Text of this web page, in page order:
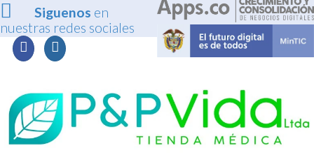
Siguenos en
nuestras redes sociales